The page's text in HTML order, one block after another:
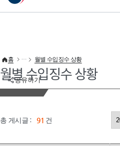
이 누리집은 대한민국 공식 전자정부 누리집입니다.
공유하기
홈 월별 수입징수 상황
월별 수입징수 상황
총 게시글 : 91 건